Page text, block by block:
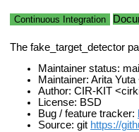
Continuous Integration
The fake_target_detector
Maintainer status:
Maintainer: Arita
Author: CIR-KIT
License: BSD
Bug / feature tracker:
Source: git https://